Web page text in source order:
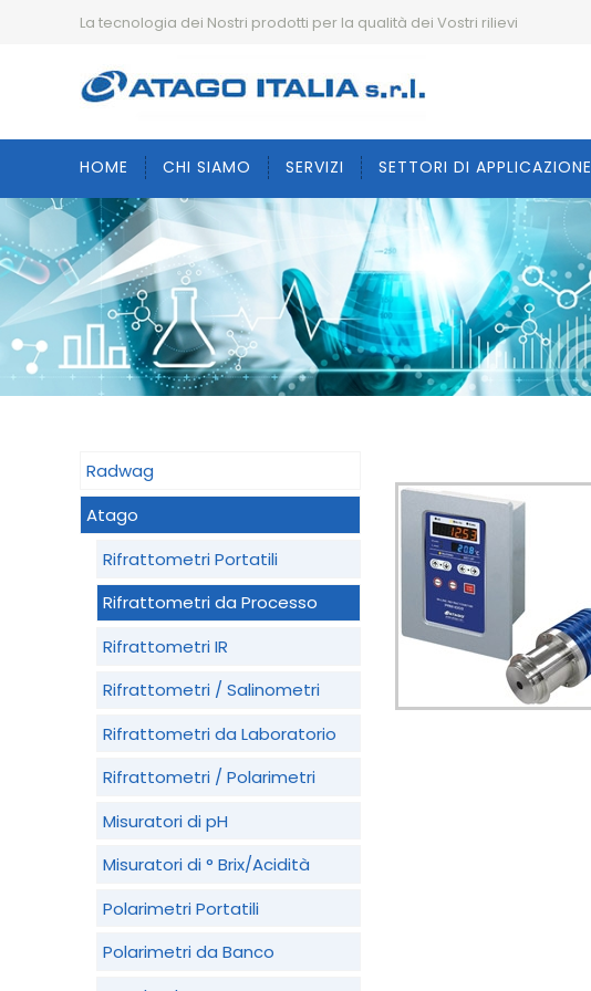
La tecnologia dei Nostri prodotti per la qualità dei Vostri rilievi
HOME CHI SIAMO SERVIZI SETTORI DI APPLICAZIONE
Radwag
Atago
Rifrattometri Portatili
Rifrattometri da Processo
Rifrattometri IR
Rifrattometri / Salinometri
Rifrattometri da Laboratorio
Rifrattometri / Polarimetri
Misuratori di pH
Misuratori di ° Brix/Acidità
Polarimetri Portatili
Polarimetri da Banco